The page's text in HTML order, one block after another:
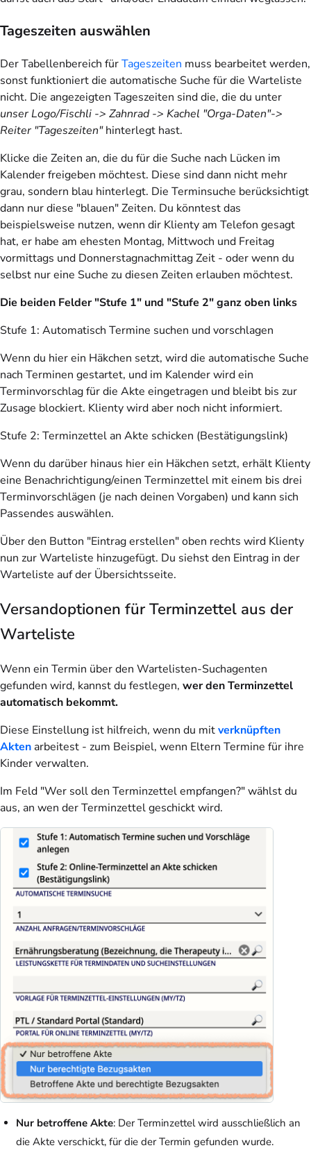
Tageszeiten auswählen
Der Tabellenbereich fürTageszeiten muss bearbeitet werden,
sonst funktioniert die automatische Suche für die Warteliste
nicht. Die angezeigten Tageszeiten sind die, die du unter
unser Logo/Fischli -> Zahnrad -> Kachel "Orga-Daten"->
Reiter "Tageszeiten"hinterlegt hast.
Klicke die Zeiten an, die du für die Suche nach Lücken im
Kalender freigeben möchtest. Diese sind dann nicht mehr
grau, sondern blau hinterlegt. Die Terminsuche berücksichtigt
dann nur diese "blauen" Zeiten. Du könntest das
beispielsweise nutzen, wenn dir Klienty am Telefon gesagt
hat, er habe am ehesten Montag, Mittwoch und Freitag
vormittags und Donnerstagnachmittag Zeit - oder wenn du
selbst nur eine Suche zu diesen Zeiten erlauben möchtest.
Die beiden Felder "Stufe 1" und "Stufe 2" ganz oben links
Stufe 1: Automatisch Termine suchen und vorschlagen
Wenn du hier ein Häkchen setzt, wird die automatische Suche
nach Terminen gestartet, und im Kalender wird ein
Terminvorschlag für die Akte eingetragen und bleibt bis zur
Zusage blockiert. Klienty wird aber noch nicht informiert.
Stufe 2: Terminzettel an Akte schicken (Bestätigungslink)
Wenn du darüber hinaus hier ein Häkchen setzt, erhält Klienty
eine Benachrichtigung/einen Terminzettel mit einem bis drei
Terminvorschlägen (je nach deinen Vorgaben) und kann sich
Passendes auswählen.
Über den Button "Eintrag erstellen" oben rechts wird Klienty
nun zur Warteliste hinzugefügt. Du siehst den Eintrag in der
Warteliste auf der Übersichtsseite.
Versandoptionen für Terminzettel aus der
Warteliste
Wenn ein Termin über den Wartelisten-Suchagenten
gefunden wird, kannst du festlegen, wer den Terminzettel
automatisch bekommt.
Diese Einstellung ist hilfreich, wenn du mitverknüpften
Akten arbeitest - zum Beispiel, wenn Eltern Termine für ihre
Kinder verwalten.
Im Feld "Wer soll den Terminzettel empfangen?" wählst du
aus, an wen der Terminzettel geschickt wird.
Nur betroffene Akte: Der Terminzettel wird ausschließlich an
die Akte verschickt, für die der Termin gefunden wurde.